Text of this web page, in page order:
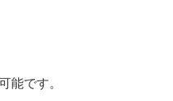
能です。